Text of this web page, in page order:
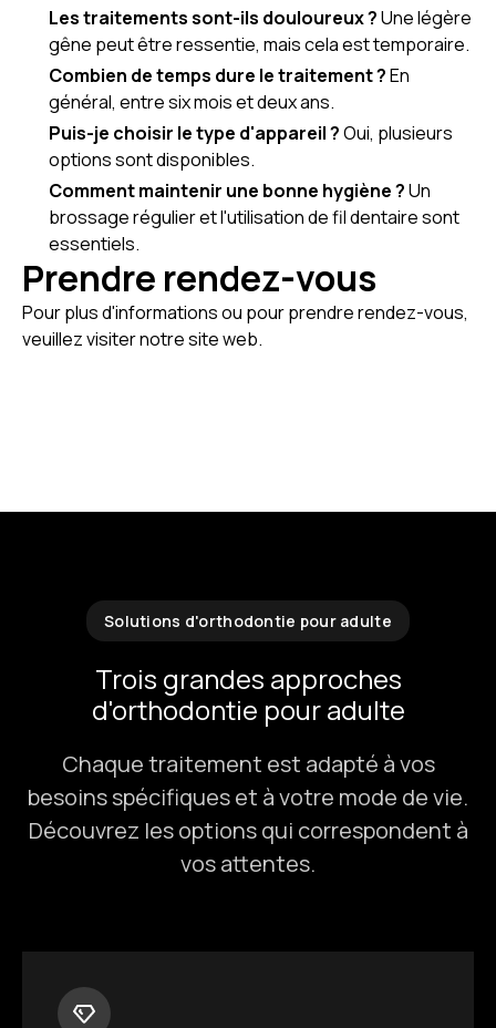
Les traitements sont-ils douloureux ?Une légère
gêne peut être ressentie, mais cela est temporaire.
Combien de temps dure le traitement ?En
général, entre six mois et deux ans.
Puis-je choisir le type d'appareil ?Oui, plusieurs
options sont disponibles.
Comment maintenir une bonne hygiène ?Un
brossage régulier et l'utilisation de fil dentaire sont
essentiels.
Prendre rendez-vous
Pour plus d'informations ou pour prendre rendez-vous,
veuillez visiter notre site web.
Solutions d'orthodontie pour adulte
Trois grandes approches
d'orthodontie pour adulte
Chaque traitement est adapté à vos
besoins spécifiques et à votre mode de vie.
Découvrez les options qui correspondent à
vos attentes.